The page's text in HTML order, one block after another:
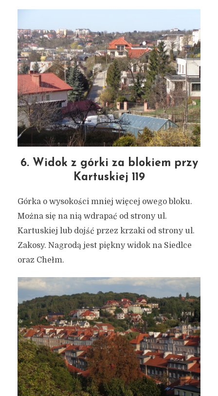
6. Widok z górki za blokiem przy
Kartuskiej 119
Górka o wysokości mniej więcej owego bloku.
Można się na nią wdrapać od strony ul.
Kartuskiej lub dojść przez krzaki od strony ul.
Zakosy. Nagrodą jest piękny widok na Siedlce
oraz Chełm.